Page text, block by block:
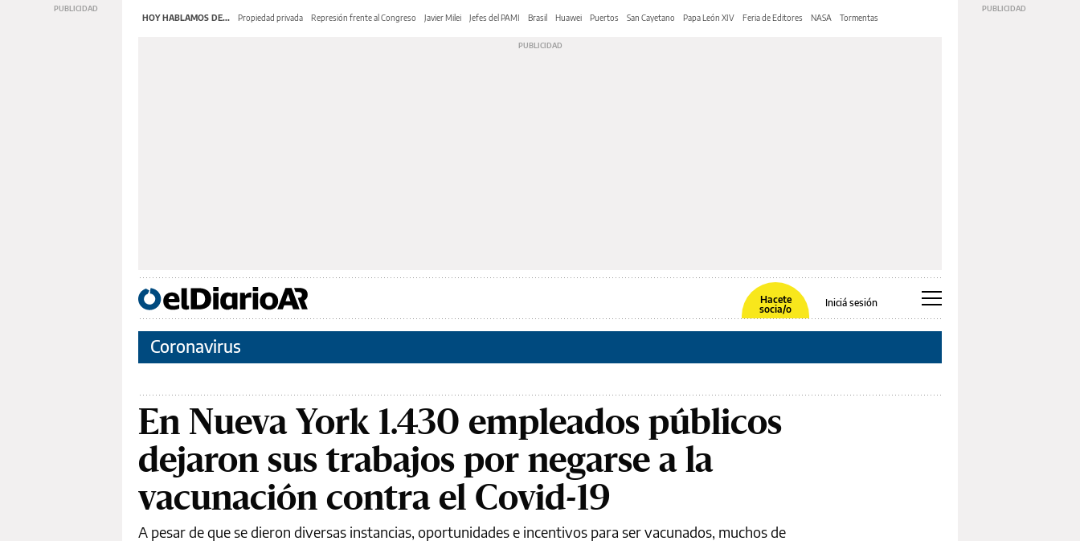
HOY HABLAMOS DE... Propiedad privada Represión frente al Congreso Javier Milei Jefes del PAMI Brasil Huawei Puertos San Cayetano Papa León XIV Feria de Editores NASA Tormentas
Hacete
socia/o
Iniciá sesión
Coronavirus
En Nueva York 1.430 empleados públicos
dejaron sus trabajos por negarse a la
vacunación contra el Covid-19
A pesar de que se dieron diversas instancias, oportunidades e incentivos para ser vacunados, muchos de